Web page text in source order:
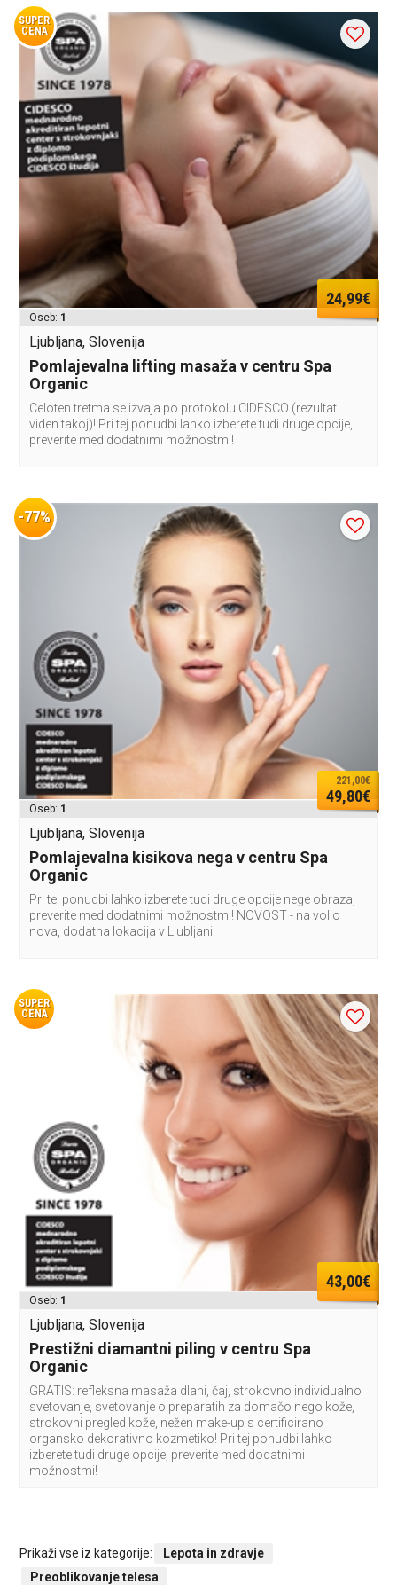
SUPER
CENA
24,99€
Oseb: 1
Ljubljana, Slovenija
Pomlajevalna lifting masaža v centru Spa
Organic
Celoten tretma se izvaja po protokolu CIDESCO (rezultat
viden takoj)! Pri tej ponudbi lahko izberete tudi druge opcije,
preverite med dodatnimi možnostmi!
-77%
221,00€
49,80€
Oseb: 1
Ljubljana, Slovenija
Pomlajevalna kisikova nega v centru Spa
Organic
Pri tej ponudbi lahko izberete tudi druge opcije nege obraza,
preverite med dodatnimi možnostmi! NOVOST - na voljo
nova, dodatna lokacija v Ljubljani!
SUPER
CENA
43,00€
Oseb: 1
Ljubljana, Slovenija
Prestižni diamantni piling v centru Spa
Organic
GRATIS: refleksna masaža dlani, čaj, strokovno individualno
svetovanje, svetovanje o preparatih za domačo nego kože,
strokovni pregled kože, nežen make-up s certificirano
organsko dekorativno kozmetiko! Pri tej ponudbi lahko
izberete tudi druge opcije, preverite med dodatnimi
možnostmi!
Prikaži vse iz kategorije:
Lepota in zdravje
Preoblikovanje telesa